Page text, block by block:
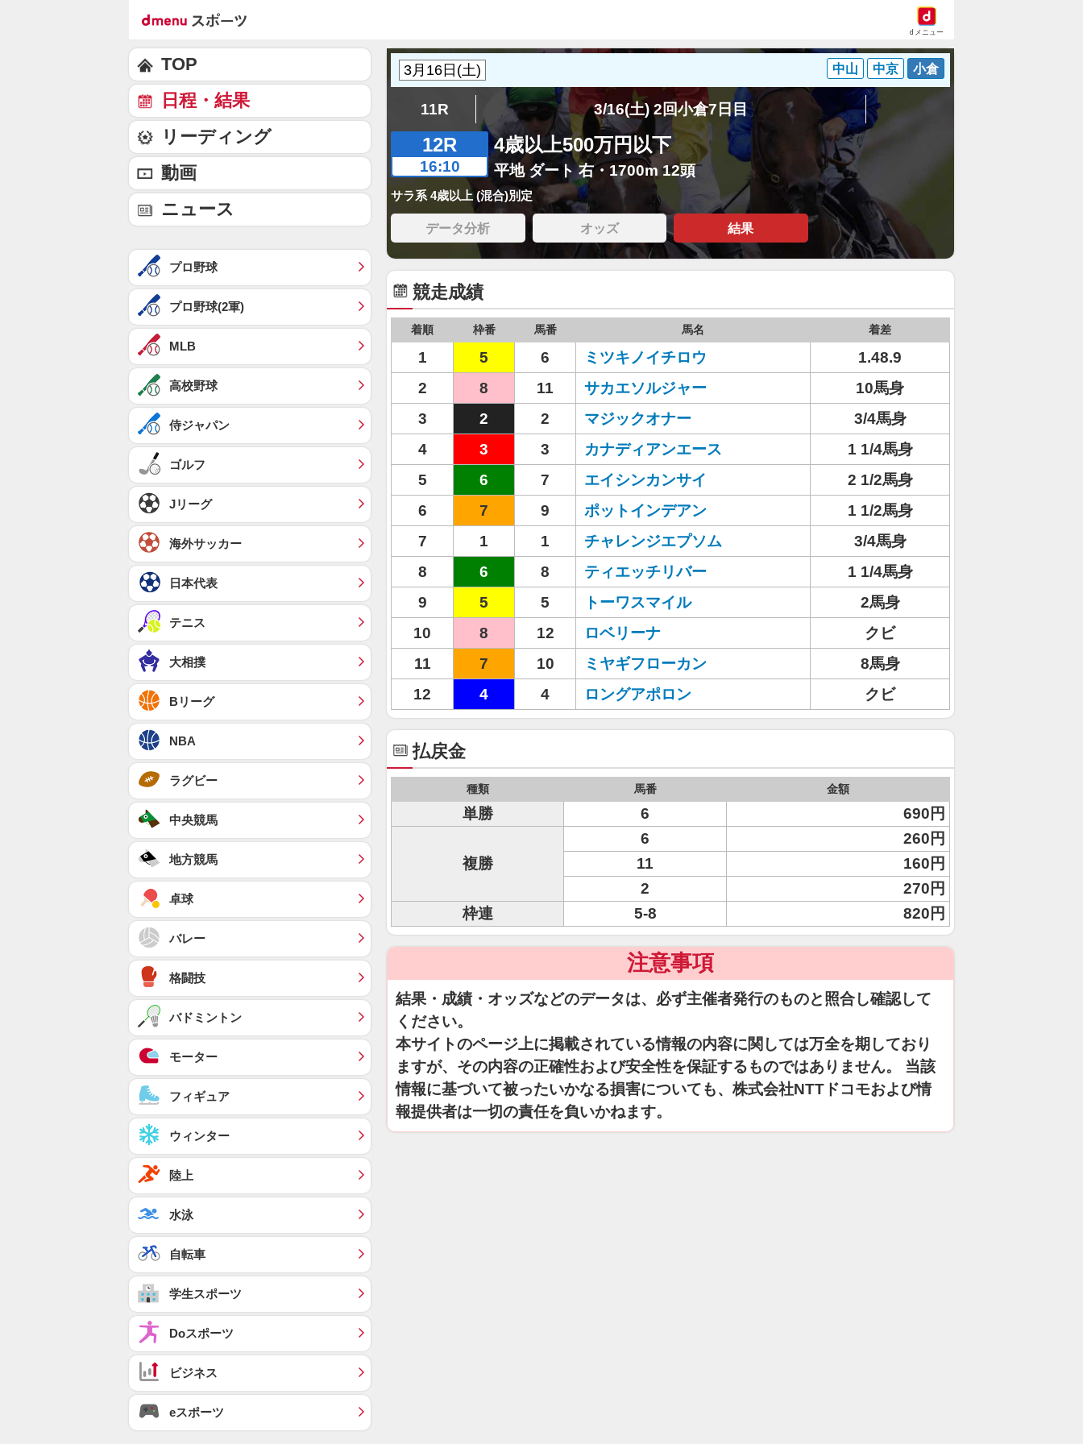
dメニュー
中山 中京 小倉
11R 3/16(土) 2回小倉7日目
12R
16:10
4歳以上500万円以下
平地 ダート 右・1700m 12頭
サラ系 4歳以上 (混合)別定
データ分析 オッズ 結果
競走成績
着順 枠番 馬番 馬名 着差
1 5 6 ミツキノイチロウ
1.48.9
2
8 11 サカエソルジャー
10馬身
3
2 2 マジックオナー
3/4馬身
4
3 3 カナディアンエース
1 1/4馬身
5
6 7 エイシンカンサイ
2 1/2馬身
6
7 9 ポットインデアン
1 1/2馬身
7
1 1 チャレンジエプソム
3/4馬身
8
6 8 ティエッチリバー
1 1/4馬身
9
5 5 トーワスマイル
2馬身
10
8 12 ロベリーナ
クビ
11
7 10 ミヤギフローカン
8馬身
12
4 4 ロングアポロン クビ
払戻金
種類 馬番 金額
単勝 6 690円
複勝
6
260円
11
160円
2
270円
枠連
5-8 820円
注意事項
結果・成績・オッズなどのデータは、必ず主催者発行のものと照合し確認して
ください。
本サイトのページ上に掲載されている情報の内容に関しては万全を期しており
ますが、その内容の正確性および安全性を保証するものではありません。 当該
情報に基づいて被ったいかなる損害についても、株式会社NTTドコモおよび情
報提供者は一切の責任を負いかねます。
TOP
日程・結果
リーディング
動画
ニュース
プロ野球
プロ野球(2軍)
MLB
高校野球
侍ジャパン
ゴルフ
Jリーグ
海外サッカー
日本代表
テニス
大相撲
Bリーグ
NBA
ラグビー
中央競馬
地方競馬
卓球
バレー
格闘技
バドミントン
モーター
フィギュア
ウィンター
陸上
水泳
自転車
学生スポーツ
Doスポーツ
ビジネス
eスポーツ